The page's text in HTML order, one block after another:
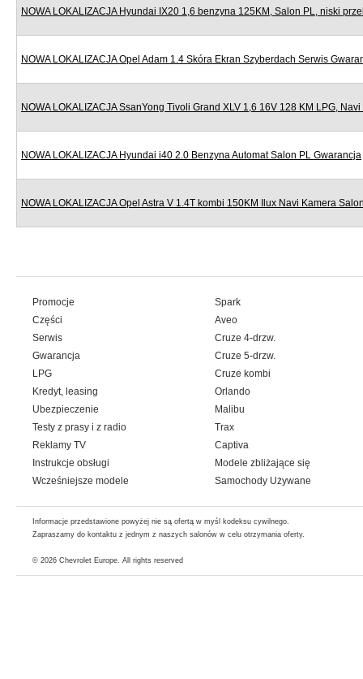
NOWA LOKALIZACJA Hyundai IX20 1,6 benzyna 125KM, Salon PL, niski
NOWA LOKALIZACJA Opel Adam 1.4 Skóra Ekran Szyberdach Serwis
NOWA LOKALIZACJA SsanYong Tivoli Grand XLV 1,6 16V 128 KM LPG,
NOWA LOKALIZACJA Hyundai i40 2.0 Benzyna Automat Salon PL Gwarancja
NOWA LOKALIZACJA Opel Astra V 1.4T kombi 150KM Ilux Navi Kamera
Promocje
Części
Serwis
Gwarancja
LPG
Kredyt, leasing
Ubezpieczenie
Testy z prasy i z radio
Reklamy TV
Instrukcje obsługi
Wcześniejsze modele
Spark
Aveo
Cruze 4-drzw.
Cruze 5-drzw.
Cruze kombi
Orlando
Malibu
Trax
Captiva
Modele zbliżające się
Samochody Używane
Informacje przedstawione powyżej nie są ofertą w myśl kodeksu cywilnego.
Zapraszamy do kontaktu z jednym z naszych salonów w celu otrzymania oferty.
© 2026 Chevrolet Europe. All rights reserved